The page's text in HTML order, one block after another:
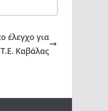
έλεγχο για
Καβάλας